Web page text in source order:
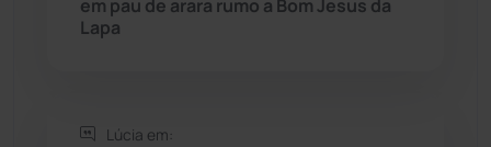
Sebastião Laranjeiras
Sudoeste Baiano
em pau de arara rumo a Bom Jesus da
Lapa
Lúcia em: